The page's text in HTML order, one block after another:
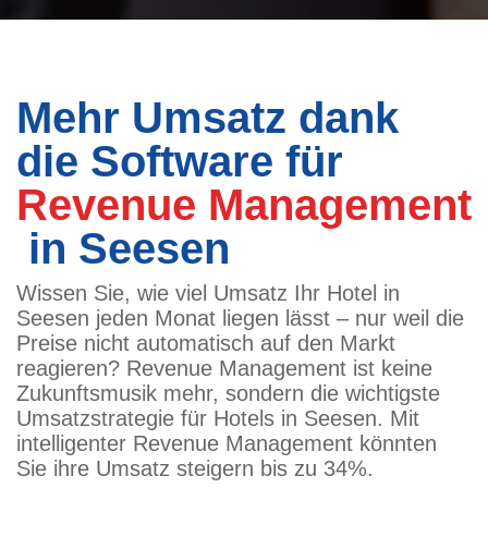
Mehr Umsatz dank
die Software für
Revenue Management
in Seesen
Wissen Sie, wie viel Umsatz Ihr Hotel in
Seesen jeden Monat liegen lässt – nur weil die
Preise nicht automatisch auf den Markt
reagieren? Revenue Management ist keine
Zukunftsmusik mehr, sondern die wichtigste
Umsatzstrategie für Hotels in Seesen. Mit
intelligenter Revenue Management könnten
Sie ihre Umsatz steigern bis zu 34%.